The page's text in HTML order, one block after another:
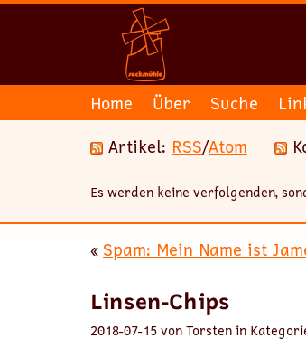
Home
Über Suche
Artikel: RSS/Atom
Es werden keine verfolgenden,
« Spam: Mein Name ist
Linsen-Chips
2018-07-15 von Torsten in